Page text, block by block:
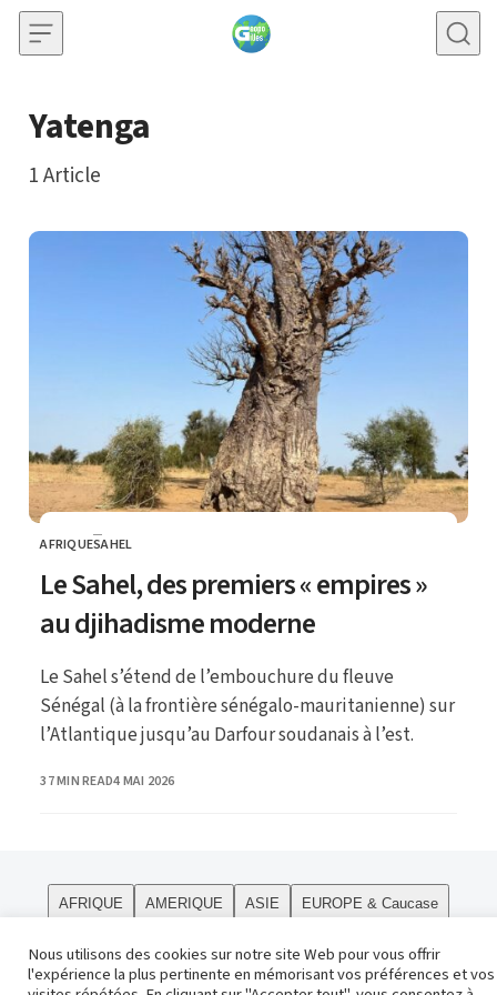
Skip to content
Yatenga
1Article
CATEGORY
AFRIQUESAHEL
Le Sahel, des premiers « empires »
au djihadisme moderne
Le Sahel s’étend de l’embouchure du fleuve
Sénégal (à la frontière sénégalo-mauritanienne) sur
l’Atlantique jusqu’au Darfour soudanais à l’est.
37 MIN READPUBLISHED
4 MAI 2026
AFRIQUE AMERIQUE ASIE EUROPE & Caucase
Contact
Nous utilisons des cookies sur notre site Web pour vous offrir
l'expérience la plus pertinente en mémorisant vos préférences et vos